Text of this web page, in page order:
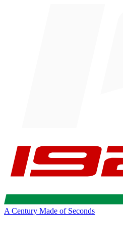
A Century Made of Seconds